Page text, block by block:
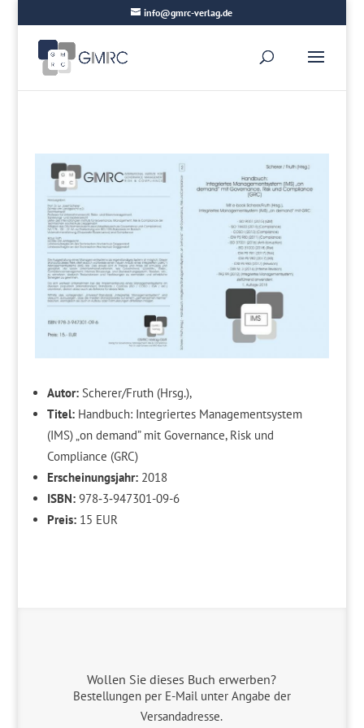
info@gmrc-verlag.de
Autor:Scherer/Fruth (Hrsg.),
Titel: Handbuch: Integriertes Managementsystem
(IMS) „on demand” mit Governance, Risk und
Compliance (GRC)
Erscheinungsjahr:2018
ISBN: 978‐3‐947301-09-6
Preis:15 EUR
Wollen Sie dieses Buch erwerben?
Bestellungen per E-Mail unter Angabe der
Versandadresse.